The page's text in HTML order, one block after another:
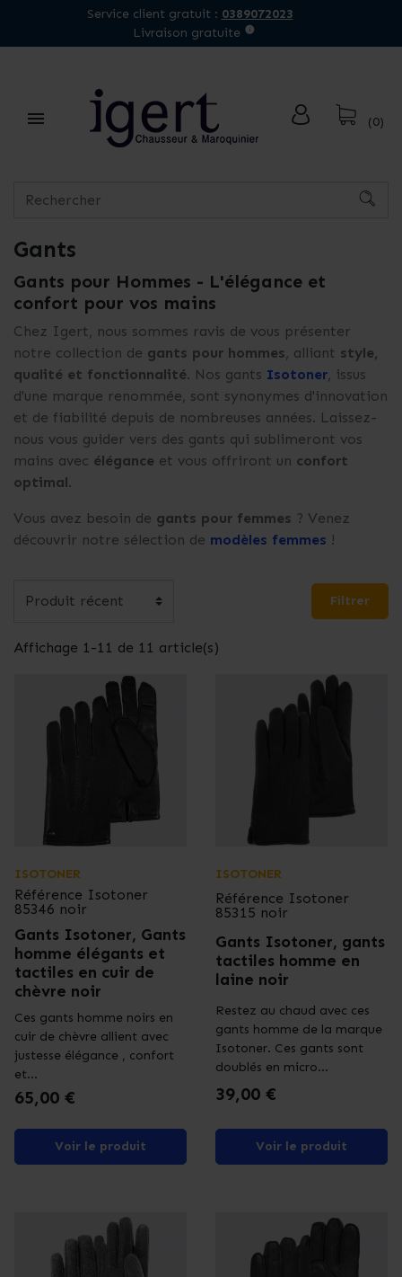
Service client gratuit : 0389072023
Livraison gratuite
 (0)
Gants
Gants pour Hommes - L'élégance et
confort pour vos mains
Chez Igert, nous sommes ravis de vous présenter
notre collection de gants pour hommes, alliant style,
qualité et fonctionnalité. Nos gants Isotoner, issus
d'une marque renommée, sont synonymes d'innovation
et de fiabilité depuis de nombreuses années. Laissez-
nous vous guider vers des gants qui sublimeront vos
mains avec élégance et vous offriront un confort
optimal.
Vous avez besoin de gants pour femmes ? Venez
découvrir notre sélection de modèles femmes !
Filtrer
Affichage 1-11 de 11 article(s)
ISOTONER
Référence Isotoner
85346 noir
Gants Isotoner, Gants
homme élégants et
tactiles en cuir de
chèvre noir
Ces gants homme noirs en
cuir de chèvre allient avec
justesse élégance , confort
et...
Prix
65,00 €
Voir le produit
ISOTONER
Référence Isotoner
85315 noir
Gants Isotoner, gants
tactiles homme en
laine noir
Restez au chaud avec ces
gants homme de la marque
Isotoner. Ces gants sont
doublés en micro...
Prix
39,00 €
Voir le produit